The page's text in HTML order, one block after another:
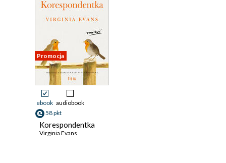
Promocja
ebook audiobook
58 pkt
Korespondentka
Virginia Evans